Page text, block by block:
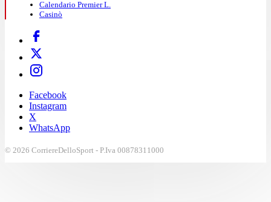
Calendario Premier L.
Casinò
Facebook
Instagram
X
WhatsApp
© 2026 CorriereDelloSport - P.Iva 00878311000